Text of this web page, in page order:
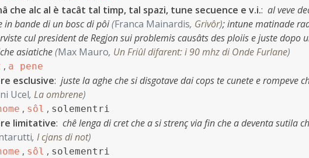
che alc al è tacât tal timp, tal spazi, tune secuence e v.i.: al veve
in bande di un bosc di pôi(Franca Mainardis, Grivôr);intune matinade
cul president de Regjon sui problemis causâts des ploiis e juste dopo
asiatiche(Max Mauro, Un Friûl difarent: i 90 mhz di Onde Furlane)
, a pene
esclusive: juste la aghe che si disgotave dai cops te cunete e rompeve
Ucel, La ombrene)
, sôl , solementri
limitative: chê lenga di cret che a si strenç via fin che a deventa sutila
, I cjans di not)
, sôl , solementri